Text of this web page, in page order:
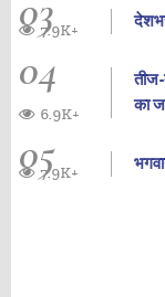
037.9K+
04
तीज-
का
6.9K+
057.9K+